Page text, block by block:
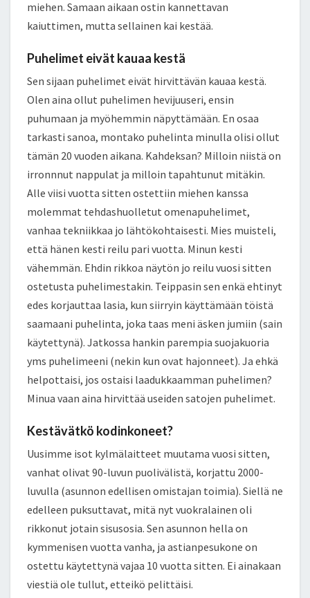
miehen. Samaan aikaan ostin kannettavan
kaiuttimen, mutta sellainen kai kestää.
Puhelimet eivät kauaa kestä
Sen sijaan puhelimet eivät hirvittävän kauaa kestä.
Olen aina ollut puhelimen hevijuuseri, ensin
puhumaan ja myöhemmin näpyttämään. En osaa
tarkasti sanoa, montako puhelinta minulla olisi ollut
tämän 20 vuoden aikana. Kahdeksan? Milloin niistä on
irronnnut nappulat ja milloin tapahtunut mitäkin.
Alle viisi vuotta sitten ostettiin miehen kanssa
molemmat tehdashuolletut omenapuhelimet,
vanhaa tekniikkaa jo lähtökohtaisesti. Mies muisteli,
että hänen kesti reilu pari vuotta. Minun kesti
vähemmän. Ehdin rikkoa näytön jo reilu vuosi sitten
ostetusta puhelimestakin. Teippasin sen enkä ehtinyt
edes korjauttaa lasia, kun siirryin käyttämään töistä
saamaani puhelinta, joka taas meni äsken jumiin (sain
käytettynä). Jatkossa hankin parempia suojakuoria
yms puhelimeeni (nekin kun ovat hajonneet). Ja ehkä
helpottaisi, jos ostaisi laadukkaamman puhelimen?
Minua vaan aina hirvittää useiden satojen puhelimet.
Kestävätkö kodinkoneet?
Uusimme isot kylmälaitteet muutama vuosi sitten,
vanhat olivat 90-luvun puolivälistä, korjattu 2000-
luvulla (asunnon edellisen omistajan toimia). Siellä ne
edelleen puksuttavat, mitä nyt vuokralainen oli
rikkonut jotain sisusosia. Sen asunnon hella on
kymmenisen vuotta vanha, ja astianpesukone on
ostettu käytettynä vajaa 10 vuotta sitten. Ei ainakaan
viestiä ole tullut, etteikö pelittäisi.